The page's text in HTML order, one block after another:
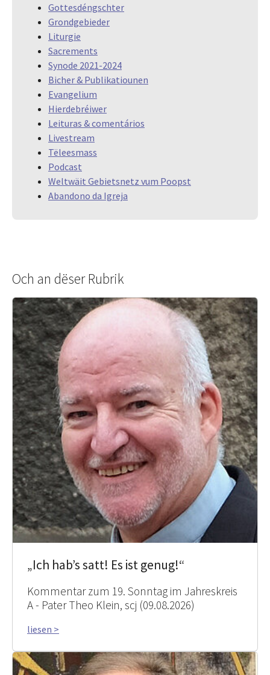
Gottesdéngschter
Grondgebieder
Liturgie
Sacrements
Synode 2021-2024
Bicher & Publikatiounen
Evangelium
Hierdebréiwer
Leituras & comentários
Livestream
Tëleesmass
Podcast
Weltwäit Gebietsnetz vum Poopst
Abandono da Igreja
Och an dëser Rubrik
„Ich hab’s satt! Es ist genug!“
Kommentar zum 19. Sonntag im Jahreskreis
A - Pater Theo Klein, scj (09.08.2026)
liesen >